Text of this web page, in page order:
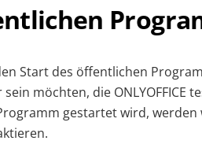
Start des öffentlichen
möchten, die ONLYOFFICE
gestartet wird,